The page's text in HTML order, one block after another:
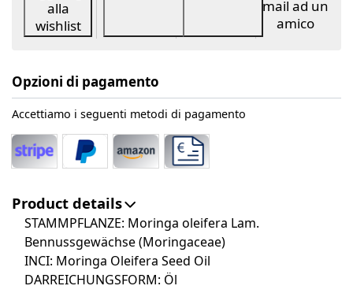
alla
wishlist
mail ad un
amico
Opzioni di pagamento
Accettiamo i seguenti metodi di pagamento
Product details
STAMMPFLANZE: Moringa oleifera Lam.
Bennussgewächse (Moringaceae)
INCI: Moringa Oleifera Seed Oil
DARREICHUNGSFORM: Öl